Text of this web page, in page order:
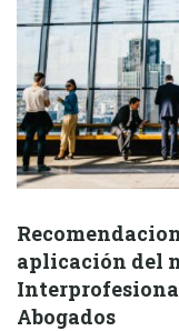
aplicación del
Abogados